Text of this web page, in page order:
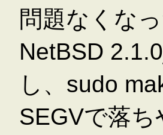
問題なくな
NetBSD
し、sudo
SEGVで落